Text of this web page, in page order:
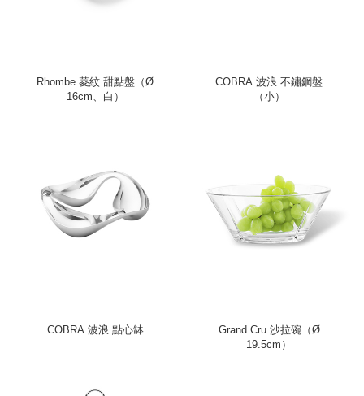
Rhombe 菱紋 甜點盤（Ø
16cm、白）
COBRA 波浪 不鏽鋼盤
（小）
COBRA 波浪 點心缽
Grand Cru 沙拉碗（Ø
19.5cm）